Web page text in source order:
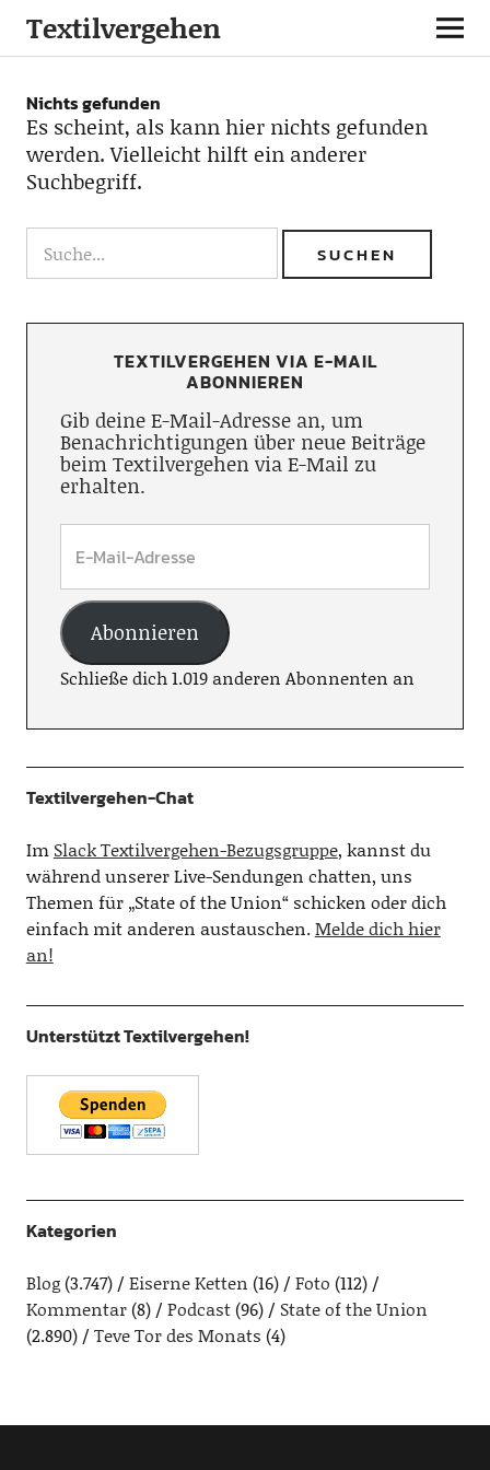
Textilvergehen
Nichts gefunden
Es scheint, als kann hier nichts gefunden
werden. Vielleicht hilft ein anderer
Suchbegriff.
TEXTILVERGEHEN VIA E-MAIL
ABONNIEREN
Gib deine E-Mail-Adresse an, um
Benachrichtigungen über neue Beiträge
beim Textilvergehen via E-Mail zu
erhalten.
Abonnieren
Schließe dich 1.019 anderen Abonnenten an
Textilvergehen-Chat
Im Slack Textilvergehen-Bezugsgruppe, kannst du
während unserer Live-Sendungen chatten, uns
Themen für „State of the Union“ schicken oder dich
einfach mit anderen austauschen.Melde dich hier
an!
Unterstützt Textilvergehen!
Kategorien
Blog(3.747) Eiserne Ketten (16) Foto (112)
Kommentar(8) Podcast(96)
State of the Union
(2.890)
Teve Tor des Monats (4)